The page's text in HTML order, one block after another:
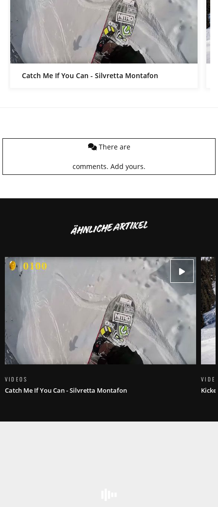
Catch Me If You Can - Silvretta Montafon
There are
comments. Add yours.
ÄHNLICHE ARTIKEL
VIDEOS
Catch Me If You Can - Silvretta Montafon